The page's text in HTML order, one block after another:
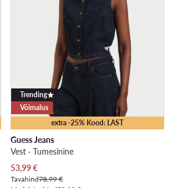
extra -25% Kood: LAST
Trending
Võimalus
Guess Jeans
Vest · Tumesinine
Praegune hind
53,99€
Tavahind78,99 €